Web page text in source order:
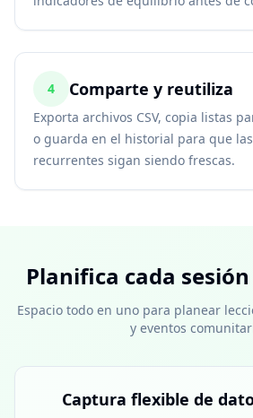
4 Comparte y reutiliza
Exporta archivos CSV, copia listas
o guarda en el historial para que
recurrentes sigan siendo frescas.
Planifica cada
Espacio todo en uno para planear
y eventos
Captura flexible de